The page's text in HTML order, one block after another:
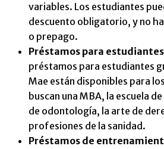
variables. Los estudiantes
descuento obligatorio, y no
o prepago.
Préstamos para
préstamos para estudiantes
Mae están disponibles para
buscan una MBA, la escuela
de odontología, la arte de
profesiones de la sanidad.
Préstamos de